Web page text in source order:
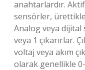
anahtarlardır. Aktif
sensörler,
Analog veya dijital
veya 1 çıkarırlar.
voltaj veya akım
olarak genellikle